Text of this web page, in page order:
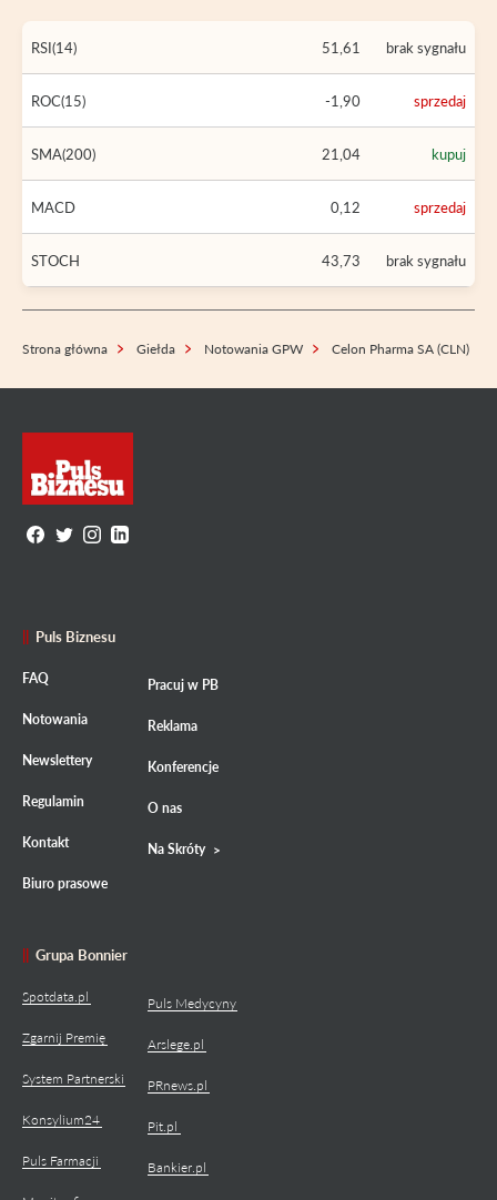
RSI(14) 51,61 brak sygnału
ROC(15) -1,90 sprzedaj
SMA(200) 21,04 kupuj
MACD 0,12 sprzedaj
STOCH 43,73 brak sygnału
Strona główna Giełda Notowania GPW Celon Pharma SA (CLN)
Puls Biznesu
FAQ
Notowania
Newslettery
Regulamin
Kontakt
Biuro prasowe
Pracuj w PB
Reklama
Konferencje
O nas
Na Skróty
Grupa Bonnier
Spotdata.pl
Zgarnij Premię
System Partnerski
Konsylium24
Puls Farmacji
Puls Medycyny
Arslege.pl
PRnews.pl
Pit.pl
Bankier.pl